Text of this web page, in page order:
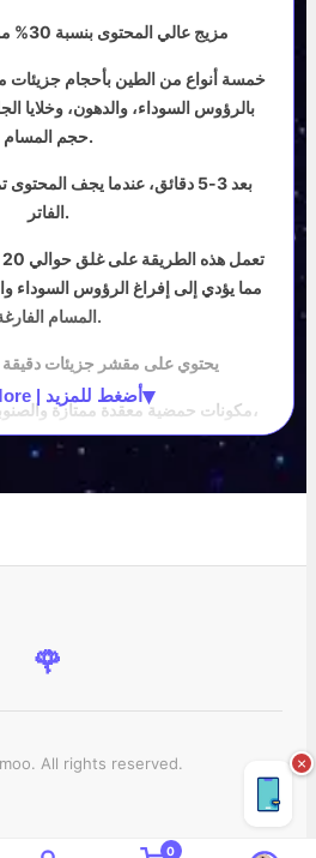
0
مزيج عالي المحتوى بنسبة 30% من 5 أنواع من الطين
خمسة أنواع من الطين بأحجام جزيئات
بالرؤوس السوداء، والدهون، وخلايا
حجم المسام.
بعد 3-5 دقائق، عندما يجف
الفاتر.
مما يؤدي إلى إفراغ الرؤوس السوداء
المسام الفارغة.
يحتوي على مقشر جزيئات دقيقة
مكونات حمضية معقدة ممتازة والصنوبر للعناية بتقشير المسام،
يساعد السليلوز المشتق من النباتات
على تحسين صحة
View More | أضغط للمزيد▾
🌹
All rights reserved. ×